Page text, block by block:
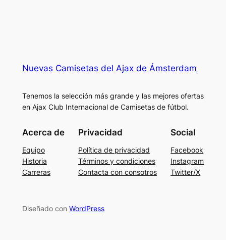
Nuevas Camisetas del Ajax de Ámsterdam
Tenemos la selección más grande y las mejores ofertas
en Ajax Club Internacional de Camisetas de fútbol.
Acerca de
Equipo
Historia
Carreras
Privacidad
Política de privacidad
Términos y condiciones
Contacta con consotros
Social
Facebook
Instagram
Twitter/X
Diseñado con WordPress